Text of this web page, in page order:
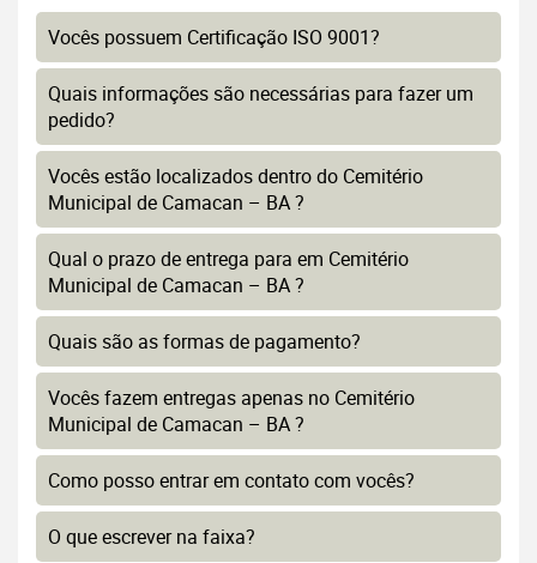
Vocês possuem Certificação ISO 9001?
Quais informações são necessárias para fazer um
pedido?
Vocês estão localizados dentro do Cemitério
Municipal de Camacan – BA ?
Qual o prazo de entrega para em Cemitério
Municipal de Camacan – BA ?
Quais são as formas de pagamento?
Vocês fazem entregas apenas no Cemitério
Municipal de Camacan – BA ?
Como posso entrar em contato com vocês?
O que escrever na faixa?